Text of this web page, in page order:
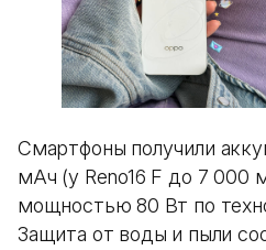
Смартфоны получили
мАч (у Reno16 F до 7 000
мощностью 80 Вт по
Защита от воды и пыли